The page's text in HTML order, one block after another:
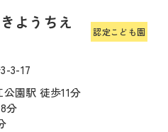
ようちえ
認定こども園
3-17
園駅 徒歩11分
分